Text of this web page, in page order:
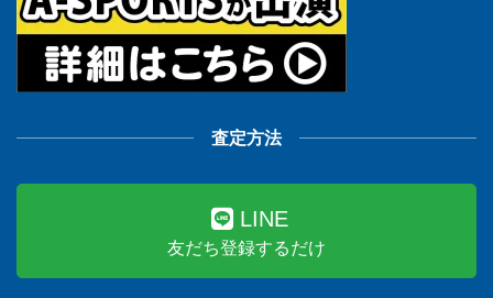
査定方法
LINE
友だち登録するだけ